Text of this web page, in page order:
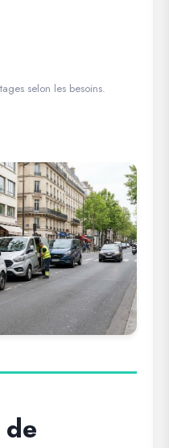
selon les besoins.